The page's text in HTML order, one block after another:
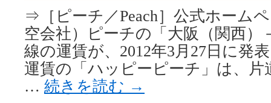
⇒［ピーチ／Peach］公式ホーム
空会社）ピーチの「大阪（関西）
線の運賃が、2012年3月27日に発
運賃の「ハッピーピーチ」は、片
… 続きを読む →